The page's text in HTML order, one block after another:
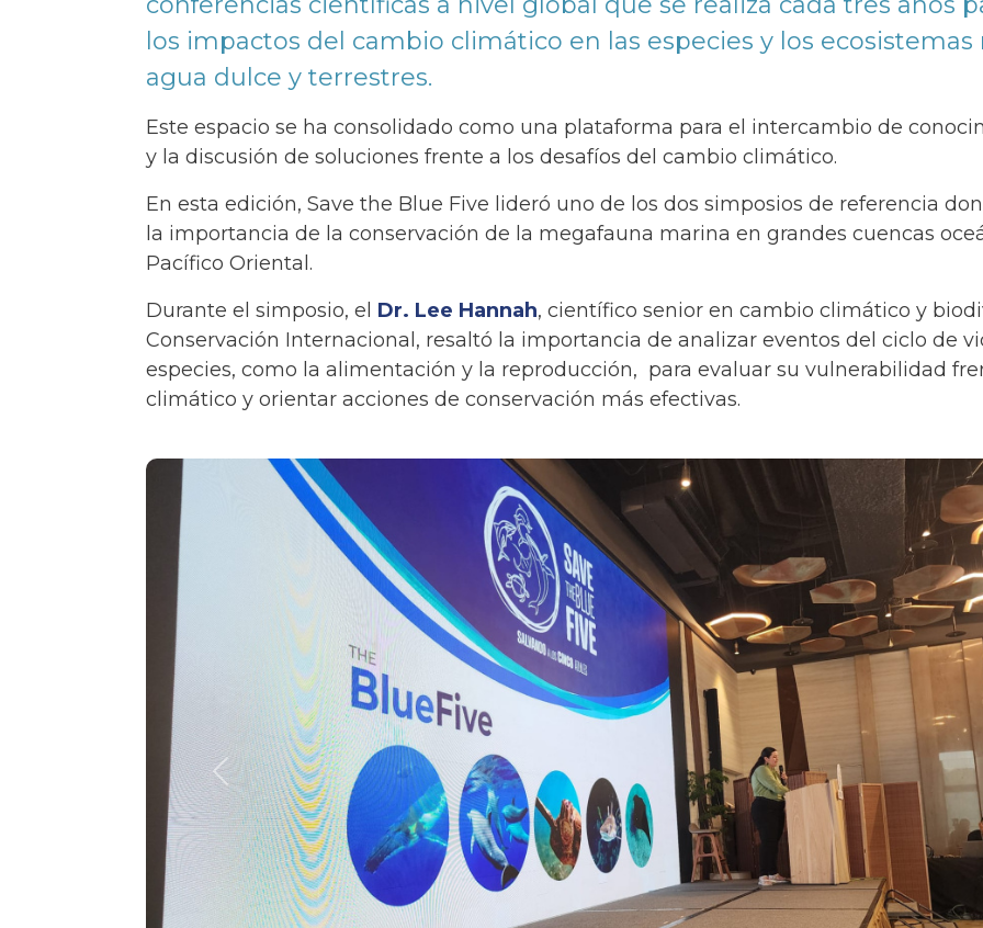
los impactos del cambio climático en las especies y los
agua dulce y terrestres.
Este espacio se ha consolidado como una plataforma para el intercambio de
y la discusión de soluciones frente a los desafíos del cambio climático.
En esta edición, Save the Blue Five lideró uno de los dos simposios de referencia
la importancia de la conservación de la megafauna marina en grandes cuencas
Pacífico Oriental.
Durante el simposio, el Dr. Lee Hannah, científico senior en cambio climático y
Conservación Internacional, resaltó la importancia de analizar eventos del ciclo de
especies, como la alimentación y la reproducción, para evaluar su vulnerabilidad
climático y orientar acciones de conservación más efectivas.
Previous